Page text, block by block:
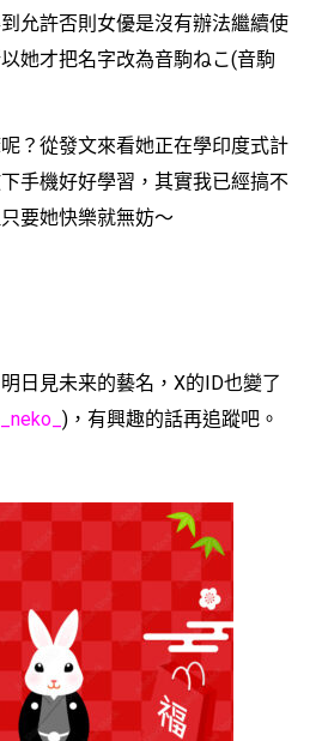
允許否則女優是沒有辦法繼續使
她才把名字改為音駒ねこ(音駒
從發文來看她正在學印度式計
手機好好學習，其實我已經搞不
要她快樂就無妨〜
見未来的藝名，X的ID也變了
)，有興趣的話再追蹤吧。